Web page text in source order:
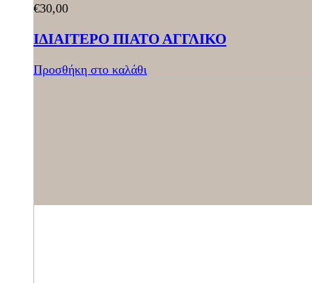
€30,00
ΙΔΙΑΙΤΕΡΟ ΠΙΑΤΟ ΑΓΓΛΙΚΟ
Προσθήκη στο καλάθι